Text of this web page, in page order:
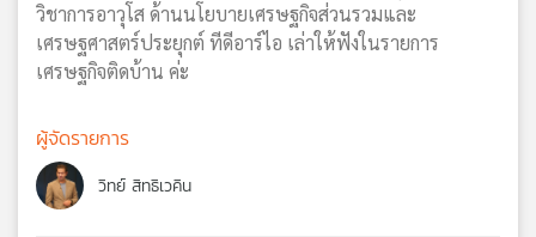
วิชาการอาวุโส ด้านนโยบายเศรษฐกิจส่วนรวมและ
เศรษฐศาสตร์ประยุกต์ ทีดีอาร์ไอ เล่าให้ฟังในรายการ
เศรษฐกิจติดบ้าน ค่ะ
ผู้จัดรายการ
วิทย์ สิทธิเวคิน